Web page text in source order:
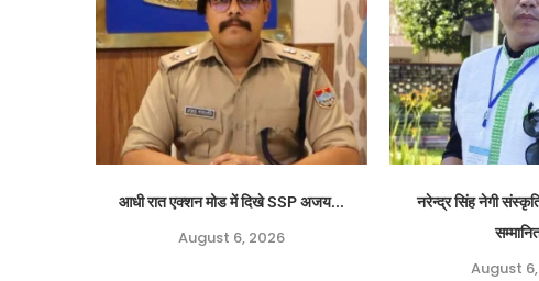
आधी रात एक्शन मोड में दिखे SSP अजय...
August 6, 2026
नरेन्द्र सिंह नेगी
August